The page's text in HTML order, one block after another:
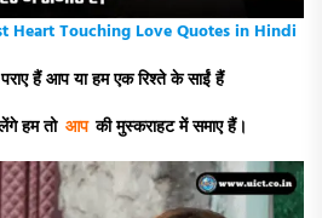
Heart Touching Love Quotes in Hindi
हैं आप या हम एक रिश्ते के साईं हैं
हम तो आप की मुस्कराहट में समाए हैं।